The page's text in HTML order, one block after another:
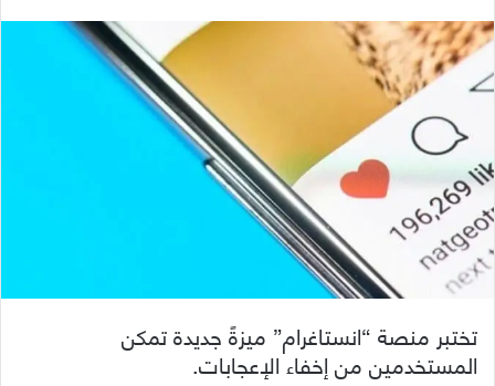
تختبر منصة “انستاغرام” ميزةً جديدة تمكن
المستخدمين من إخفاء الإعجابات.